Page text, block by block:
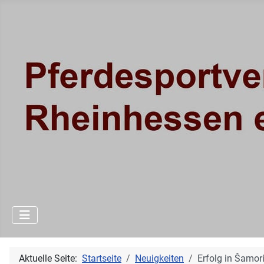
Aktuelle Seite: Startseite Neuigkeiten Erfolg in